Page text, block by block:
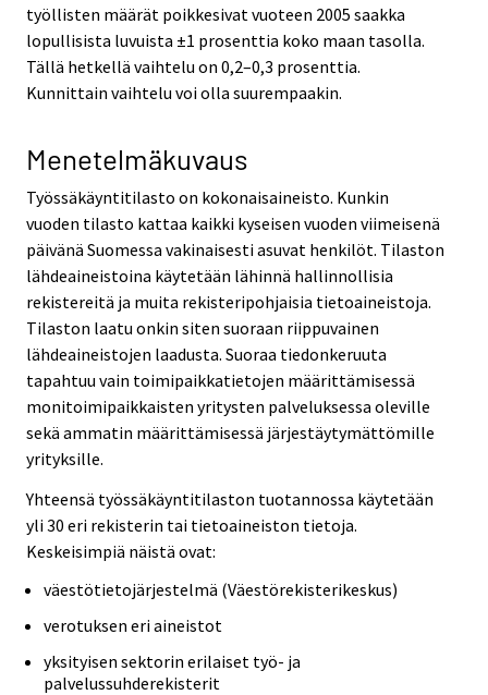
työllisten määrät poikkesivat vuoteen 2005 saakka
lopullisista luvuista ±1 prosenttia koko maan tasolla.
Tällä hetkellä vaihtelu on 0,2–0,3 prosenttia.
Kunnittain vaihtelu voi olla suurempaakin.
Menetelmäkuvaus
Työssäkäyntitilasto on kokonaisaineisto. Kunkin
vuoden tilasto kattaa kaikki kyseisen vuoden viimeisenä
päivänä Suomessa vakinaisesti asuvat henkilöt. Tilaston
lähdeaineistoina käytetään lähinnä hallinnollisia
rekistereitä ja muita rekisteripohjaisia tietoaineistoja.
Tilaston laatu onkin siten suoraan riippuvainen
lähdeaineistojen laadusta. Suoraa tiedonkeruuta
tapahtuu vain toimipaikkatietojen määrittämisessä
monitoimipaikkaisten yritysten palveluksessa oleville
sekä ammatin määrittämisessä järjestäytymättömille
yrityksille.
Yhteensä työssäkäyntitilaston tuotannossa käytetään
yli 30 eri rekisterin tai tietoaineiston tietoja.
Keskeisimpiä näistä ovat:
väestötietojärjestelmä (Väestörekisterikeskus)
verotuksen eri aineistot
yksityisen sektorin erilaiset työ- ja
palvelussuhderekisterit